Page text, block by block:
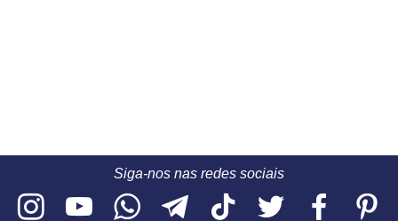
Siga-nos nas redes sociais